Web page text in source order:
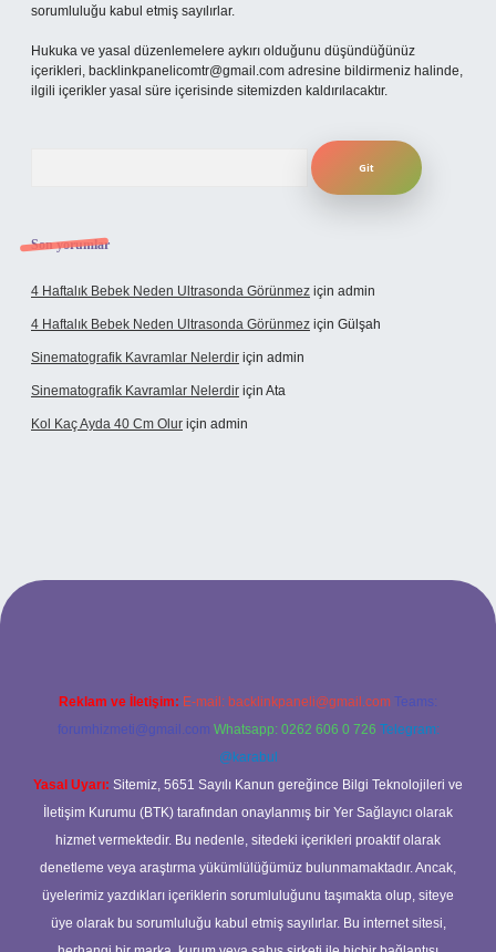
sorumluluğu kabul etmiş sayılırlar.
Hukuka ve yasal düzenlemelere aykırı olduğunu düşündüğünüz
içerikleri, backlinkpanelicomtr@gmail.com adresine bildirmeniz halinde,
ilgili içerikler yasal süre içerisinde sitemizden kaldırılacaktır.
Son yorumlar
4 Haftalık Bebek Neden Ultrasonda Görünmez için admin
4 Haftalık Bebek Neden Ultrasonda Görünmez için Gülşah
Sinematografik Kavramlar Nelerdir için admin
Sinematografik Kavramlar Nelerdir için Ata
Kol Kaç Ayda 40 Cm Olur için admin
Reklam ve İletişim: E-mail: backlinkpaneli@gmail.com Teams:
forumhizmeti@gmail.com Whatsapp: 0262 606 0 726 Telegram:
@karabul
Yasal Uyarı: Sitemiz, 5651 Sayılı Kanun gereğince Bilgi Teknolojileri ve
İletişim Kurumu (BTK) tarafından onaylanmış bir Yer Sağlayıcı olarak
hizmet vermektedir. Bu nedenle, sitedeki içerikleri proaktif olarak
denetleme veya araştırma yükümlülüğümüz bulunmamaktadır. Ancak,
üyelerimiz yazdıkları içeriklerin sorumluluğunu taşımakta olup, siteye
üye olarak bu sorumluluğu kabul etmiş sayılırlar. Bu internet sitesi,